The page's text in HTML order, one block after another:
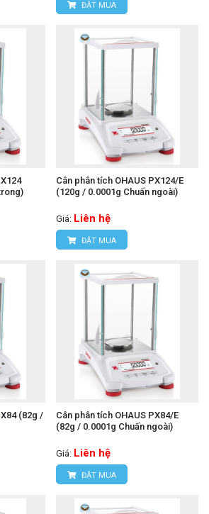
ĐẶT MUA
Cân phân tích OHAUS PX124/E
(120g / 0.0001g Chuấn ngoài)
Giá: Liên hệ
ĐẶT MUA
(82g /
Cân phân tích OHAUS PX84/E
(82g / 0.0001g Chuấn ngoài)
Giá: Liên hệ
ĐẶT MUA